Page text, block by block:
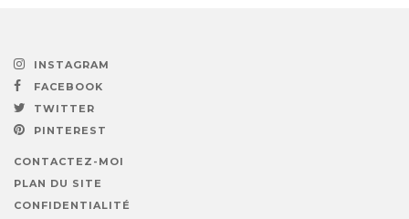
INSTAGRAM
FACEBOOK
TWITTER
PINTEREST
CONTACTEZ-MOI
PLAN DU SITE
CONFIDENTIALITÉ